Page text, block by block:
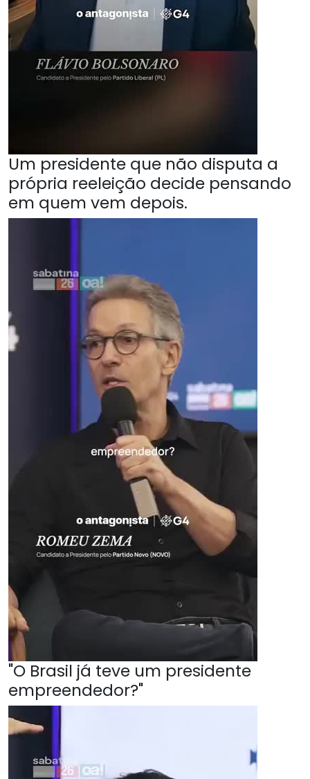
Um presidente que não disputa a
própria reeleição decide pensando
em quem vem depois.
"O Brasil já teve um presidente
empreendedor?"